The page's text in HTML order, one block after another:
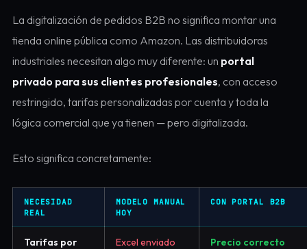
La digitalización de pedidos B2B no significa montar una
tienda online pública como Amazon. Las distribuidoras
industriales necesitan algo muy diferente: un portal
privado para sus clientes profesionales, con acceso
restringido, tarifas personalizadas por cuenta y toda la
lógica comercial que ya tienen — pero digitalizada.
Esto significa concretamente:
NECESIDAD
REAL
MODELO MANUAL
HOY
CON PORTAL B2B
Tarifas por
Excel enviado
Precio correcto